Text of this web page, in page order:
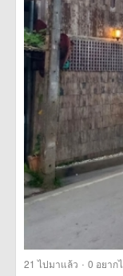
21 ไปมาแล้ว · 0 อยาก